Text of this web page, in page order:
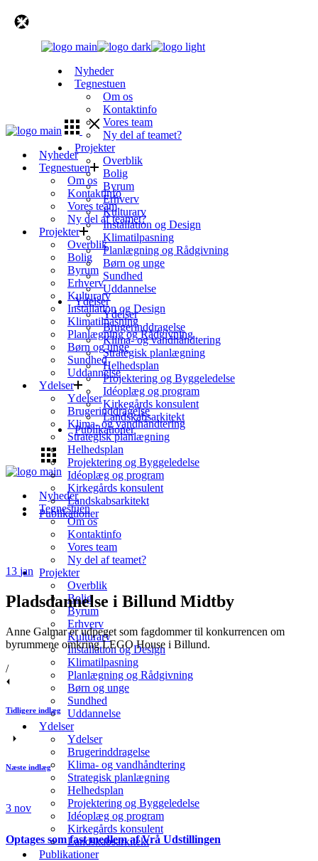
Nyheder
Tegnestuen
Om os
Kontaktinfo
Vores team
Ny del af teamet?
Projekter
Overblik
Bolig
Byrum
Erhverv
Kulturarv
Installation og Design
Klimatilpasning
Planlægning og Rådgivning
Børn og unge
Sundhed
Uddannelse
Ydelser
Ydelser
Brugerinddragelse
Klima- og vandhåndtering
Strategisk planlægning
Helhedsplan
Projektering og Byggeledelse
Idéoplæg og program
Kirkegårds konsulent
Landskabsarkitekt
Publikationer
Nyheder
Tegnestuen
Om os
Kontaktinfo
Vores team
Ny del af teamet?
Projekter
Overblik
Bolig
Byrum
Erhverv
Kulturarv
Installation og Design
Klimatilpasning
Planlægning og Rådgivning
Børn og unge
Sundhed
Uddannelse
Ydelser
Ydelser
Brugerinddragelse
Klima- og vandhåndtering
Strategisk planlægning
Helhedsplan
Projektering og Byggeledelse
Idéoplæg og program
Kirkegårds konsulent
Landskabsarkitekt
Publikationer
Nyheder
Tegnestuen
Om os
Kontaktinfo
Vores team
Ny del af teamet?
Projekter
Overblik
Bolig
Byrum
Erhverv
Kulturarv
Installation og Design
Klimatilpasning
Planlægning og Rådgivning
Børn og unge
Sundhed
Uddannelse
Ydelser
Ydelser
Brugerinddragelse
Klima- og vandhåndtering
Strategisk planlægning
Helhedsplan
Projektering og Byggeledelse
Idéoplæg og program
Kirkegårds konsulent
Landskabsarkitekt
Publikationer
13 jan
Pladsdannelse i Billund Midtby
Anne Galmar er udpeget som fagdommer til konkurrencen om
byrummene omkring LEGO House i Billund.
/
Tidligere indlæg
Næste indlæg
3 nov
Optages som fast medlem af Vrå Udstillingen